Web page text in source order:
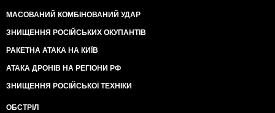
МАСОВАНИЙ КОМБІНОВАНИЙ УДАР
ЗНИЩЕННЯ РОСІЙСЬКИХ ОКУПАНТІВ
РАКЕТНА АТАКА НА КИЇВ
АТАКА ДРОНІВ НА РЕГІОНИ РФ
ЗНИЩЕННЯ РОСІЙСЬКОЇ ТЕХНІКИ
ОБСТРІЛ